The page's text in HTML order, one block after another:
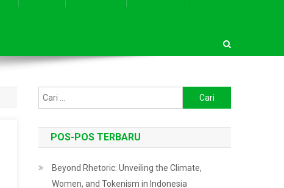
untuk:
POS-POS TERBARU
Beyond Rhetoric: Unveiling the Climate,
Women, and Tokenism in Indonesia